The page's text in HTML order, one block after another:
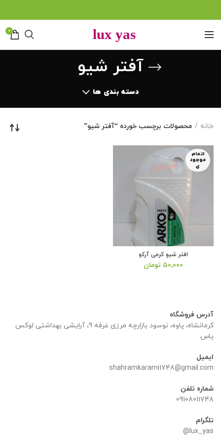
0
آفتر شیو
دسته بندی ها
خانه محصولات برچسب خورده “آفتر شیو”
اتمام
موجود
ی
افتر شیو کرمی آرکو
۵۰,۰۰۰ تومان
آدرس فروشگاه
کرمانشاه، پاوه، نوسود بازارچه مرزی غرفه 9، آرایشی بهداشتی لوکس
یاس
ایمیل
shahramkarami1748@gmail.com
شماره تلفن
09108011748
تلگرام
lux_yas@